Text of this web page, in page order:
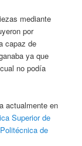
mediante
por
capaz de
ya que
no podía
actualmente en
Superior de
de